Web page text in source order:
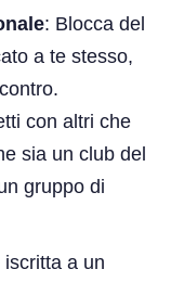
: Blocca del
a te stesso,
con altri che
sia un club del
gruppo di
a un